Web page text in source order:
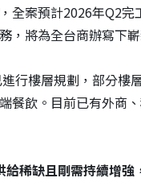
全案預計2026年Q2完
，將為全台商辦寫下嶄
行樓層規劃，部分樓
餐飲。目前已有外商
給稀缺且剛需持續增強